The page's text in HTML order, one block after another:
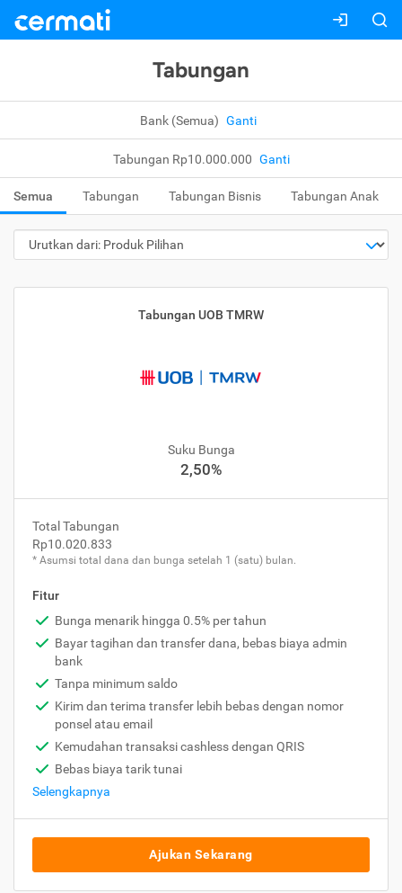
Tabungan
Bank (Semua) Ganti
Tabungan Rp10.000.000 Ganti
Semua Tabungan Tabungan Bisnis Tabungan Anak
Tabungan UOB TMRW
Suku Bunga
2,50%
Total Tabungan
Rp10.020.833
* Asumsi total dana dan bunga setelah 1 (satu) bulan.
Fitur
Bunga menarik hingga 0.5% per tahun
Bayar tagihan dan transfer dana, bebas biaya admin
bank
Tanpa minimum saldo
Kirim dan terima transfer lebih bebas dengan nomor
ponsel atau email
Kemudahan transaksi cashless dengan QRIS
Bebas biaya tarik tunai
Selengkapnya
Ajukan Sekarang